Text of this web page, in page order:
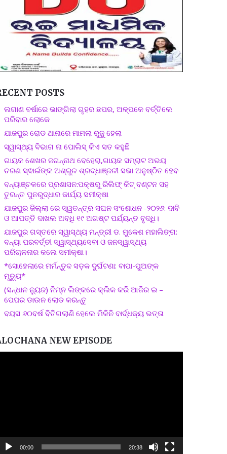
POSTS
ଲଗାଣ ବର୍ଷାରେ ଭାଙ୍ଗିଲା ଗୃହର ଛପର, ଅଳ୍ପକେ ବର୍ତ୍ତିଲେ
ପରିବାର ଲୋକେ
ଯାଜପୁର ରୋଡ ଥାନାରେ ମାମଲା ରୁଜୁ ହେଲା
ସ୍ୱାସ୍ଥ୍ୟ ବିଭାଗ ନା ପୋଲିସ୍ କିଏ ସତ କହୁଛି
ଗାୟକ ଶେଖର ଜଗନ୍ନାଥ ବେହେରା,ଗାୟକ ସମ୍ରାଟ ଅଭୟ
ଚରଣ ସ୍ଵାଇଁଙ୍କ ଅଶ୍ରୁଳ ଶ୍ରଦ୍ଧାଞ୍ଜଳୀ ସଭା ଅନୁଷ୍ଠିତ ହେବ
ବନ୍ୟାଞ୍ଚଳରେ ପ୍ରଶାସନ:ପକ୍ଷରୁ ରିଲିଫ୍ କିଟ୍ ବଣ୍ଟନ ସହ
ତୁରନ୍ତ ପୁନରୁଦ୍ଧାର କାର୍ଯ୍ୟ ସମୀକ୍ଷା
ଯାଜପୁର ଜିଲ୍ଲା ରେ ସ୍ୱତନ୍ତ୍ର ସଘନ ସଂଶୋଧନ -୨୦୨୬: ଦାବି
ଓ ଆପତ୍ତି ଦାଖଲ ଅବଧି ୧୯ ଅଗଷ୍ଟ ପର୍ଯ୍ୟନ୍ତ ବୃଦ୍ଧି।
ଯାଜପୁର ଗସ୍ତରେ ସ୍ୱାସ୍ଥ୍ୟ ମନ୍ତ୍ରୀ ଡ. ମୁକେଶ ମହାଲିଙ୍ଗ:
ବନ୍ୟା ପରବର୍ତ୍ତୀ ସ୍ୱାସ୍ଥ୍ୟସେବା ଓ ଜନସ୍ୱାସ୍ଥ୍ୟ
ପରିଚାଳନାର କଲେ ସମୀକ୍ଷା।
*ସୋହେଲାରେ ମର୍ମନ୍ତୁଦ ସଡ଼କ ଦୁର୍ଘଟଣା: ବାପା-ପୁଅଙ୍କ
ମୃତ୍ୟୁ*
(ସନ୍ଧାନ ନ୍ୟୁଜ) ନିମ୍ନ ଲିଙ୍କରେ କ୍ଲିକ କରି ଆଜିର ଇ –
ପେପର ଡାଉନ ଲୋଡ କରନ୍ତୁ
ବୟସ ୬୦ବର୍ଷ ବିତିଗଲାଣି ହେଲେ ମିଳିନି ବାର୍ଦ୍ଧକ୍ୟ ଭତ୍ତା
NEW EPISODE
00:00 20:38